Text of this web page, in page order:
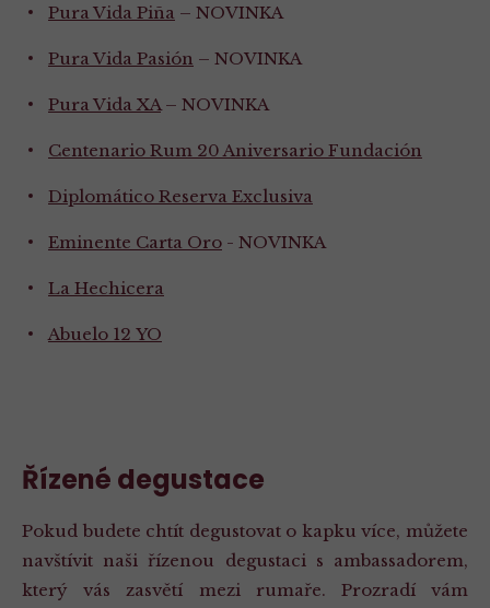
Pura Vida Piña – NOVINKA
Pura Vida Pasión – NOVINKA
Pura Vida XA – NOVINKA
Centenario Rum 20 Aniversario Fundación
Diplomático Reserva Exclusiva
Eminente Carta Oro - NOVINKA
La Hechicera
Abuelo 12 YO
Řízené degustace
Pokud budete chtít degustovat o kapku více, můžete
navštívit naši řízenou degustaci s ambassadorem,
který vás zasvětí mezi rumaře. Prozradí vám